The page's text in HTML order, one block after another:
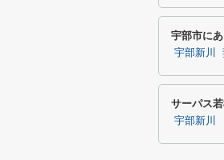
宇部市に
宇部新川
サーパス
宇部新川